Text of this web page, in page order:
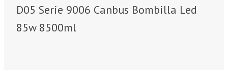
D05 Serie 9006 Canbus Bombilla Led
85w 8500ml